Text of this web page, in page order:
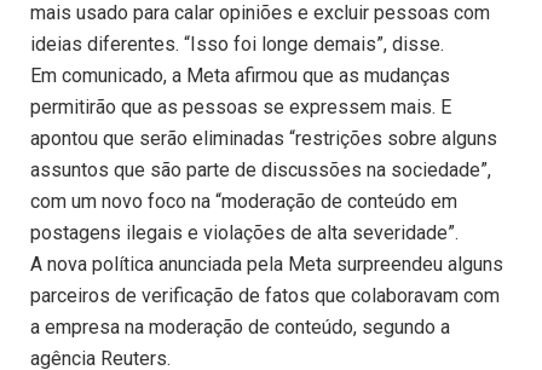
mais usado para calar opiniões e excluir pessoas com
ideias diferentes. “Isso foi longe demais”, disse.
Em comunicado, a Meta afirmou que as mudanças
permitirão que as pessoas se expressem mais. E
apontou que serão eliminadas “restrições sobre alguns
assuntos que são parte de discussões na sociedade”,
com um novo foco na “moderação de conteúdo em
postagens ilegais e violações de alta severidade”.
A nova política anunciada pela Meta surpreendeu alguns
parceiros de verificação de fatos que colaboravam com
a empresa na moderação de conteúdo, segundo a
agência Reuters.